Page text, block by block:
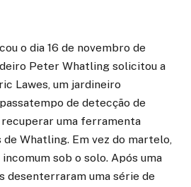
o dia 16 de novembro de
Peter Whatling solicitou a
Lawes, um jardineiro
de detecção de
recuperar uma ferramenta
Whatling. Em vez do martelo,
sob o solo. Após uma
desenterraram uma série de